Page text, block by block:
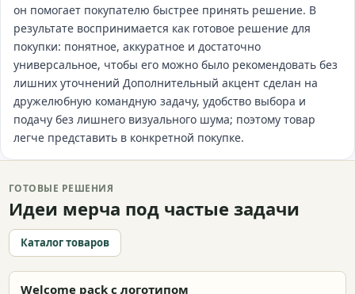
он помогает покупателю быстрее принять решение. В
результате воспринимается как готовое решение для
покупки: понятное, аккуратное и достаточно
универсальное, чтобы его можно было рекомендовать без
лишних уточнений Дополнительный акцент сделан на
дружелюбную командную задачу, удобство выбора и
подачу без лишнего визуального шума; поэтому товар
легче представить в конкретной покупке.
ГОТОВЫЕ РЕШЕНИЯ
Идеи мерча под частые задачи
Каталог товаров
Welcome pack с логотипом